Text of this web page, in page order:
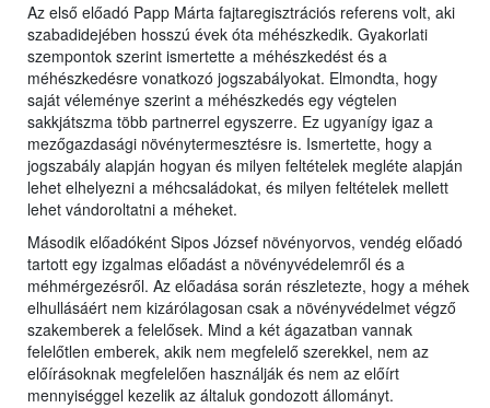
Az első előadó Papp Márta fajtaregisztrációs referens volt, aki
szabadidejében hosszú évek óta méhészkedik. Gyakorlati
szempontok szerint ismertette a méhészkedést és a
méhészkedésre vonatkozó jogszabályokat. Elmondta, hogy
saját véleménye szerint a méhészkedés egy végtelen
sakkjátszma több partnerrel egyszerre. Ez ugyanígy igaz a
mezőgazdasági növénytermesztésre is. Ismertette, hogy a
jogszabály alapján hogyan és milyen feltételek megléte alapján
lehet elhelyezni a méhcsaládokat, és milyen feltételek mellett
lehet vándoroltatni a méheket.
Második előadóként Sipos József növényorvos, vendég előadó
tartott egy izgalmas előadást a növényvédelemről és a
méhmérgezésről. Az előadása során részletezte, hogy a méhek
elhullásáért nem kizárólagosan csak a növényvédelmet végző
szakemberek a felelősek. Mind a két ágazatban vannak
felelőtlen emberek, akik nem megfelelő szerekkel, nem az
előírásoknak megfelelően használják és nem az előírt
mennyiséggel kezelik az általuk gondozott állományt.